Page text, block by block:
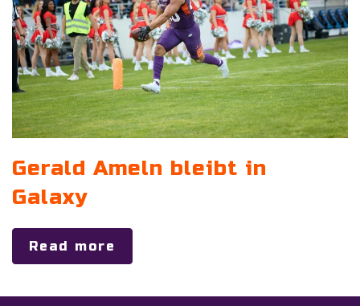
Gerald Ameln bleibt in
Galaxy
Read more